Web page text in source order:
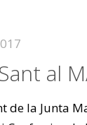
al
de la Junta